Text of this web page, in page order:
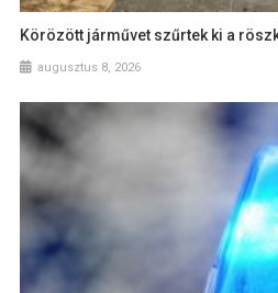
Körözött járművet szűrtek ki a
augusztus 8, 2026